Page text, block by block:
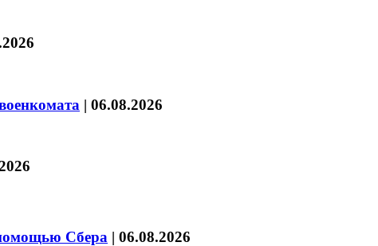
| 06.08.2026
Сбера | 06.08.2026